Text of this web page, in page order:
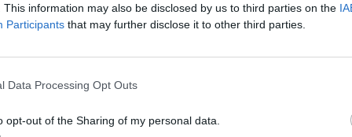
This information may also be disclosed by us to third parties on the
Participants that may further disclose it to other third parties.
Data Processing Opt Outs
opt-out of the Sharing of my personal data.
Maria Lloreda, president de KH Lloreda;
;Àlex Grau , president deGrau SA; iJosep
Texfor, entre altres.
econòmic
. El primer videopòdcast va comptar amb